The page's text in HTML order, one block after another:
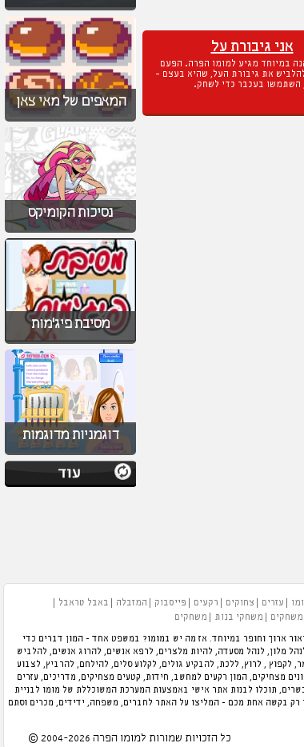
אני גיבורת על
במיוחד מגיע למומו הפרה. הפעם
את גיבורת העל, שהיא בעצם -
השתמשו בעכבר כדי לשחק.
המאפים של מאי צאן
נסיכות הקומיקס
מסיבת פיג'מות
דוגמניות מדוגמות
עזרים צחוקים רקעים פייסבוק המזבלה
באבל טראבל
משחקים משחקי בנות משחקים
ארוך וחופר במיוחד. אז מה יש במומו? במשפט אחד - המון דברים כדי
על ידנו במגוון קטגוריות. תוכלו לנהל מלון, לנהל מסעדה, להיות מלצרים, לרפא אנשים, להרוג אנשים, להלביש
לקפוץ , לרוץ, ללכת, להבקיע גולים, לקלוע סלים, להילחם, להרביץ, לצבוע
מצחיקים, המון רקעים למחשב, חידות, קטעים מצחיקים, מדריכים, עזרים
תוכלו לבנות אתר אישי באמצעות המערכת המשוכללת של מומו לבניית
רק בקשה אחת מכם - המליצו על האתר לחברים, משפחה, ידידים, מכרים וסתם
כל הזכויות שמורות למומו הפרה 2004-2026 ©